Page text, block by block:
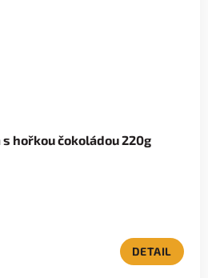
hořkou čokoládou 220g
DETAIL